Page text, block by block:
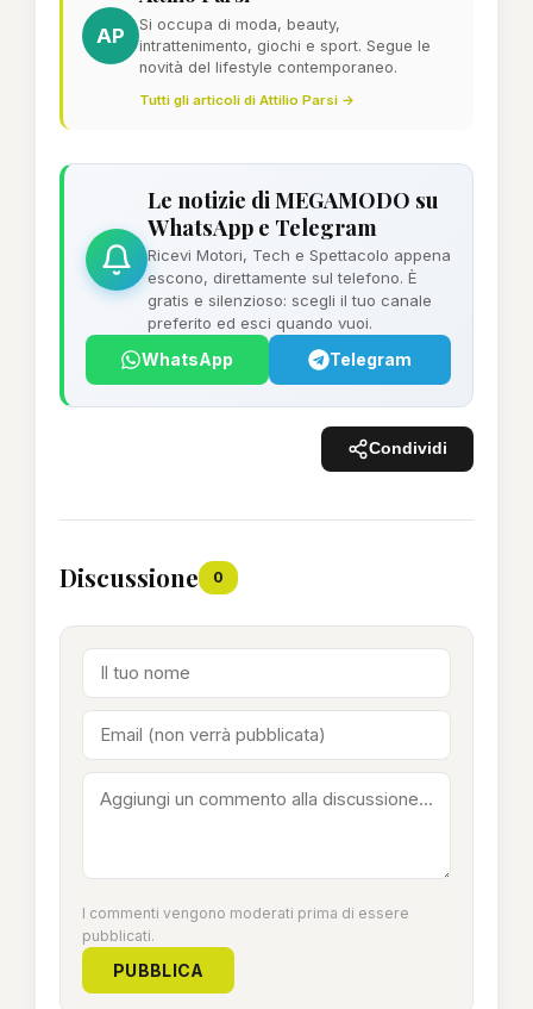
AP
Si occupa di moda, beauty,
intrattenimento, giochi e sport. Segue le
novità del lifestyle contemporaneo.
Tutti gli articoli di Attilio Parsi →
Le notizie di MEGAMODO su
WhatsApp e Telegram
Ricevi Motori, Tech e Spettacolo appena
escono, direttamente sul telefono. È
gratis e silenzioso: scegli il tuo canale
preferito ed esci quando vuoi.
WhatsApp Telegram
Condividi
Discussione 0
I commenti vengono moderati prima di essere
pubblicati.
PUBBLICA